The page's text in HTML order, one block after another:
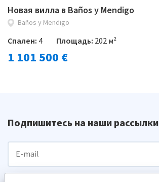
Новая вилла в Baños y Mendigo
Baños y Mendigo
Спален: 4 Площадь: 202 м²
1 101 500 €
Подпишитесь на наши рассылки